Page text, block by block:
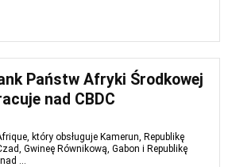
Państw Afryki Środkowej
nad CBDC
który obsługuje Kamerun, Republikę
Gwineę Równikową, Gabon i Republikę
...